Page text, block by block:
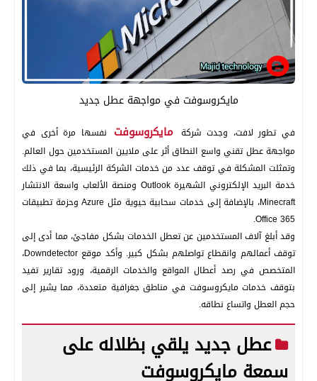
مايكروسوفت في مواجهة عطل جديد
في تطور لافت، وجدت شركة مايكروسوفت نفسها مرة أخرى في
مواجهة عطل تقني واسع النطاق أثر على ملايين المستخدمين حول العالم.
وتمثلت المشكلة في توقف عدد من خدمات الشركة الرئيسية، بما في ذلك
خدمة البريد الإلكتروني الشهيرة Outlook ومنصة الألعاب واسعة الانتشار
Minecraft، بالإضافة إلى خدمات سحابية حيوية مثل Azure وحزمة تطبيقات
Office 365.
وقد أبلغ آلاف المستخدمين عن تعطل الخدمات بشكل مفاجئ، مما أدى إلى
توقف أعمالهم وانقطاع تواصلهم بشكل كبير. وأكد موقع Downdetector،
المتخصص في رصد أعطال المواقع والخدمات الرقمية، ورود تقارير تفيد
بتوقف خدمات مايكروسوفت في مناطق جغرافية متعددة، مما يشير إلى
حجم العطل واتساع نطاقه.
عطل جديد يلقي بظلاله على
سمعة مايكروسوفت